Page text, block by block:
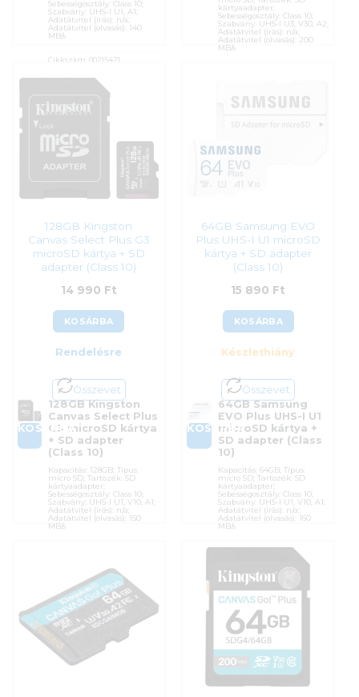
Sebességosztály: Class 10;
Szabvány: UHS-I U1, A1;
Adatátvitel (írás): n/a;
Adatátvitel (olvasás): 140
MB/s
Cikkszám:00215421
Sandisk
Garanciaidő:
Azonosító:53755
13 990
kártyaadapter;
Sebességosztály: Class 10;
Szabvány: UHS-I U3, V30, A2;
Adatátvitel (írás): n/a;
Adatátvitel (olvasás): 200
MB/s
Gyártó:
Kingston
Azonosító:52763
14 390
128GB Kingston
Canvas Select Plus G3
microSD kártya + SD
adapter (Class 10)
14 990 Ft
KOSÁRBA
Rendelésre
Összevet
KOSÁRBA
128GB Kingston
Canvas Select Plus
G3 microSD kártya
+ SD adapter
(Class 10)
Kapacitás: 128GB; Típus:
micro SD; Tartozék: SD
kártyaadapter;
Sebességosztály: Class 10;
Szabvány: UHS-I U1, V10, A1;
Adatátvitel (írás): n/a;
Adatátvitel (olvasás): 150
MB/s
Kingston
Garanciaidő:60 hónap
ÁFA:27%
Azonosító: 55471
14 990
64GB Samsung EVO
Plus UHS-I U1 microSD
kártya + SD adapter
(Class 10)
15 890 Ft
KOSÁRBA
Készlethiány
Összevet
KOSÁRBA
64GB Samsung
EVO Plus UHS-I U1
microSD kártya +
SD adapter (Class
10)
Kapacitás: 64GB; Típus:
micro SD; Tartozék: SD
kártyaadapter;
Sebességosztály: Class 10;
Szabvány: UHS-I U1, V10, A1;
Adatátvitel (írás): n/a;
Adatátvitel (olvasás): 160
MB/s
Cikkszám:MB-MC64SA/EU
Memóriakártyák
Gyártó: Samsung
Garanciaidő:120 hónap
ÁFA:27%
Azonosító:50599
15 890Ft